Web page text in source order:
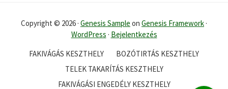
Copyright © 2026 · Genesis Sample on Genesis Framework ·
WordPress · Bejelentkezés
FAKIVÁGÁS KESZTHELY
BOZÓTIRTÁS KESZTHELY
TELEK TAKARÍTÁS KESZTHELY
FAKIVÁGÁSI ENGEDÉLY KESZTHELY